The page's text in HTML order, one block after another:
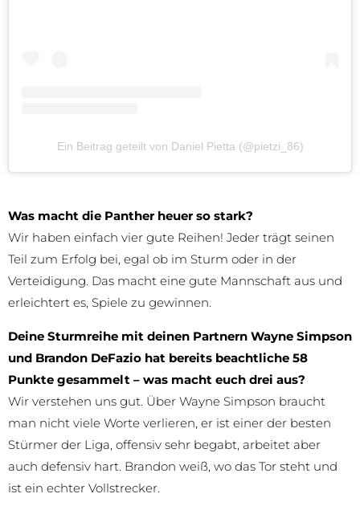
Ein Beitrag geteilt von Daniel Pietta (@pietzi_86)
Was macht die Panther heuer so stark?
Wir haben einfach vier gute Reihen! Jeder trägt seinen
Teil zum Erfolg bei, egal ob im Sturm oder in der
Verteidigung. Das macht eine gute Mannschaft aus und
erleichtert es, Spiele zu gewinnen.
Deine Sturmreihe mit deinen Partnern Wayne Simpson
und Brandon DeFazio hat bereits beachtliche 58
Punkte gesammelt – was macht euch drei aus?
Wir verstehen uns gut. Über Wayne Simpson braucht
man nicht viele Worte verlieren, er ist einer der besten
Stürmer der Liga, offensiv sehr begabt, arbeitet aber
auch defensiv hart. Brandon weiß, wo das Tor steht und
ist ein echter Vollstrecker.